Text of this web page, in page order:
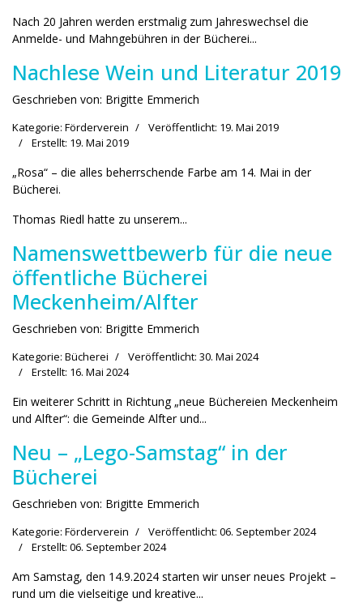
Nach 20 Jahren werden erstmalig zum Jahreswechsel die
Anmelde- und Mahngebühren in der Bücherei...
Nachlese Wein und Literatur 2019
Geschrieben von: Brigitte Emmerich
Kategorie: Förderverein
Veröffentlicht: 19. Mai 2019
Erstellt: 19. Mai 2019
„Rosa“ – die alles beherrschende Farbe am 14. Mai in der
Bücherei.
Thomas Riedl hatte zu unserem...
Namenswettbewerb für die neue
öffentliche Bücherei
Meckenheim/Alfter
Geschrieben von: Brigitte Emmerich
Kategorie: Bücherei
Veröffentlicht: 30. Mai 2024
Erstellt: 16. Mai 2024
Ein weiterer Schritt in Richtung „neue Büchereien Meckenheim
und Alfter“: die Gemeinde Alfter und...
Neu – „Lego-Samstag“ in der
Bücherei
Geschrieben von: Brigitte Emmerich
Kategorie: Förderverein
Veröffentlicht: 06. September 2024
Erstellt: 06. September 2024
Am Samstag, den 14.9.2024 starten wir unser neues Projekt –
rund um die vielseitige und kreative...